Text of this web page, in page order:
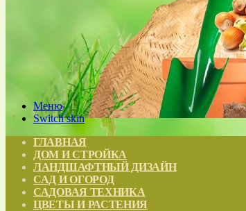
Меню
Switch skin
ГЛАВНАЯ
ДОМ И СТРОЙКА
ЛАНДШАФТНЫЙ ДИЗАЙН
САД И ОГОРОД
САДОВАЯ ТЕХНИКА
ЦВЕТЫ И РАСТЕНИЯ